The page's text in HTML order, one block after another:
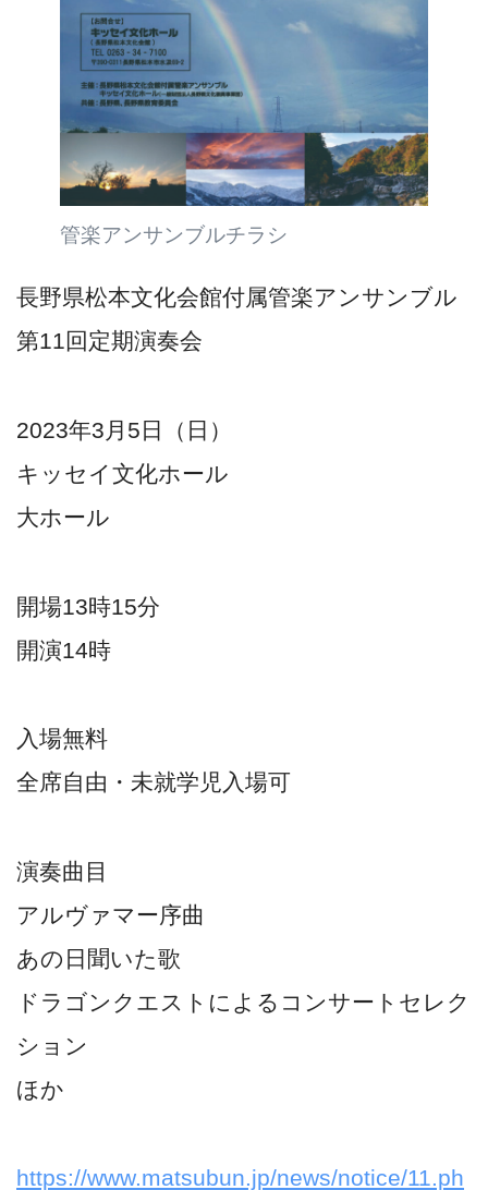
管楽アンサンブルチラシ
長野県松本文化会館付属管楽アンサンブル
第11回定期演奏会
2023年3月5日（日）
キッセイ文化ホール
大ホール
開場13時15分
開演14時
入場無料
全席自由・未就学児入場可
演奏曲目
アルヴァマー序曲
あの日聞いた歌
ドラゴンクエストによるコンサートセレク
ション
ほか
https://www.matsubun.jp/news/notice/11.ph